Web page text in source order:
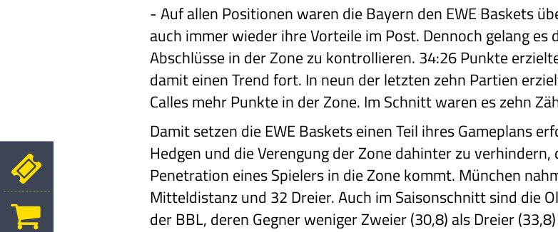
-Auf allen Positionen waren die Bayern den EWE Baskets
auch immer wieder ihre Vorteile im Post. Dennoch gelang es
Abschlüsse in der Zone zu kontrollieren. 34:26 Punkte
damit einen Trend fort. In neun der letzten zehn Partien
Calles mehr Punkte in der Zone. Im Schnitt waren es zehn
Damit setzen die EWE Baskets einen Teil ihres Gameplans
Hedgen und die Verengung der Zone dahinter zu verhindern,
Penetration eines Spielers in die Zone kommt. München
Mitteldistanz und 32 Dreier. Auch im Saisonschnitt sind die
der BBL, deren Gegner weniger Zweier (30,8) als Dreier